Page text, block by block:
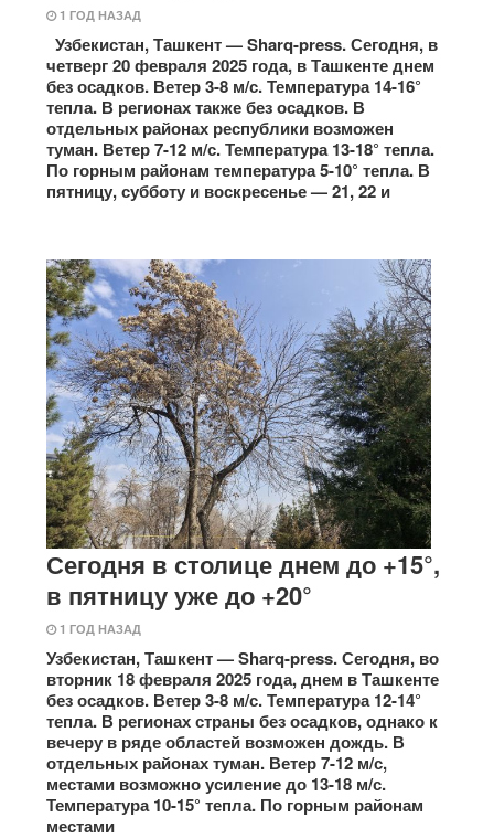
1 ГОД НАЗАД
Узбекистан, Ташкент — Sharq-press. Сегодня, в
четверг 20 февраля 2025 года, в Ташкенте днем
без осадков. Ветер 3-8 м/с. Температура 14-16°
тепла. В регионах также без осадков. В
отдельных районах республики возможен
туман. Ветер 7-12 м/с. Температура 13-18° тепла.
По горным районам температура 5-10° тепла. В
пятницу, субботу и воскресенье — 21, 22 и
Сегодня в столице днем до +15°,
в пятницу уже до +20°
1 ГОД НАЗАД
Узбекистан, Ташкент — Sharq-press. Сегодня, во
вторник 18 февраля 2025 года, днем в Ташкенте
без осадков. Ветер 3-8 м/с. Температура 12-14°
тепла. В регионах страны без осадков, однако к
вечеру в ряде областей возможен дождь. В
отдельных районах туман. Ветер 7-12 м/с,
местами возможно усиление до 13-18 м/с.
Температура 10-15° тепла. По горным районам
местами